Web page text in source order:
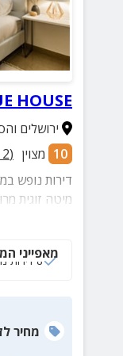
HOUSE
ירושלים
10 מצוין (
2
דירות נופש
מיטה זוגית
מאפייני
8 דירות נופש
מחיר